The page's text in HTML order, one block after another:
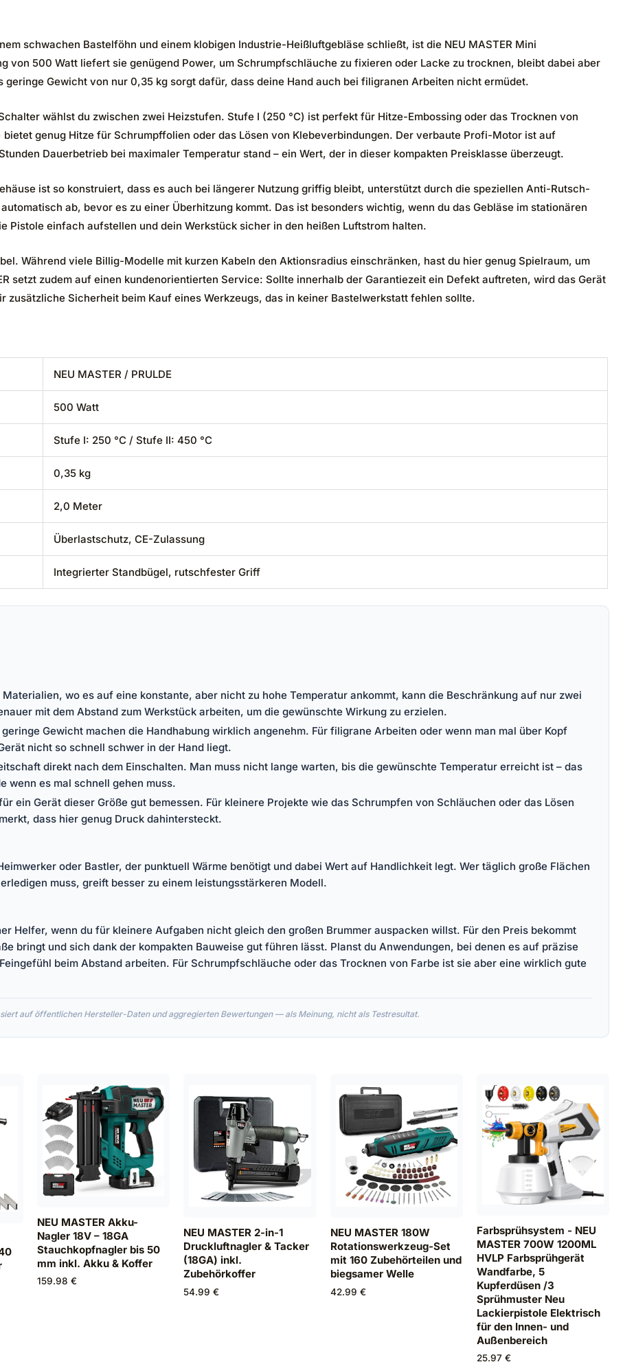
schwachen Bastelföhn und einem klobigen Industrie-Heißluftgebläse schließt, ist die NEU MASTER Mini
von 500 Watt liefert sie genügend Power, um Schrumpfschläuche zu fixieren oder Lacke zu trocknen, bleibt dabei aber
Gewicht von nur 0,35 kg sorgt dafür, dass deine Hand auch bei filigranen Arbeiten nicht ermüdet.
wählst du zwischen zwei Heizstufen. Stufe I (250 °C) ist perfekt für Hitze-Embossing oder das Trocknen von
genug Hitze für Schrumpffolien oder das Lösen von Klebeverbindungen. Der verbaute Profi-Motor ist auf
Dauerbetrieb bei maximaler Temperatur stand – ein Wert, der in dieser kompakten Preisklasse überzeugt.
ist so konstruiert, dass es auch bei längerer Nutzung griffig bleibt, unterstützt durch die speziellen Anti-Rutsch-
ab, bevor es zu einer Überhitzung kommt. Das ist besonders wichtig, wenn du das Gebläse im stationären
Pistole einfach aufstellen und dein Werkstück sicher in den heißen Luftstrom halten.
Während viele Billig-Modelle mit kurzen Kabeln den Aktionsradius einschränken, hast du hier genug Spielraum, um
setzt zudem auf einen kundenorientierten Service: Sollte innerhalb der Garantiezeit ein Defekt auftreten, wird das Gerät
Sicherheit beim Kauf eines Werkzeugs, das in keiner Bastelwerkstatt fehlen sollte.
NEU MASTER / PRULDE
500 Watt
Stufe I: 250 °C / Stufe II: 450 °C
0,35 kg
2,0 Meter
Überlastschutz, CE-Zulassung
Integrierter Standbügel, rutschfester Griff
wo es auf eine konstante, aber nicht zu hohe Temperatur ankommt, kann die Beschränkung auf nur zwei
mit dem Abstand zum Werkstück arbeiten, um die gewünschte Wirkung zu erzielen.
Gewicht machen die Handhabung wirklich angenehm. Für filigrane Arbeiten oder wenn man mal über Kopf
nicht so schnell schwer in der Hand liegt.
direkt nach dem Einschalten. Man muss nicht lange warten, bis die gewünschte Temperatur erreicht ist – das
wenn es mal schnell gehen muss.
ein Gerät dieser Größe gut bemessen. Für kleinere Projekte wie das Schrumpfen von Schläuchen oder das Lösen
dass hier genug Druck dahintersteckt.
oder Bastler, der punktuell Wärme benötigt und dabei Wert auf Handlichkeit legt. Wer täglich große Flächen
muss, greift besser zu einem leistungsstärkeren Modell.
Helfer, wenn du für kleinere Aufgaben nicht gleich den großen Brummer auspacken willst. Für den Preis bekommt
bringt und sich dank der kompakten Bauweise gut führen lässt. Planst du Anwendungen, bei denen es auf präzise
beim Abstand arbeiten. Für Schrumpfschläuche oder das Trocknen von Farbe ist sie aber eine wirklich gute
auf öffentlichen Hersteller-Daten und aggregierten Bewertungen — als Meinung, nicht als Testresultat.
NEU MASTER Akku-
Nagler 18V – 18GA
Stauchkopfnagler bis 50
mm inkl. Akku & Koffer
159.98 €
NEU MASTER 2-in-1
Druckluftnagler & Tacker
(18GA) inkl.
Zubehörkoffer
54.99 €
NEU MASTER 180W
Rotationswerkzeug-Set
mit 160 Zubehörteilen und
biegsamer Welle
42.99 €
Farbsprühsystem - NEU
MASTER 700W 1200ML
HVLP Farbsprühgerät
Wandfarbe, 5
Kupferdüsen /3
Sprühmuster Neu
Lackierpistole Elektrisch
für den Innen- und
Außenbereich
25.97 €